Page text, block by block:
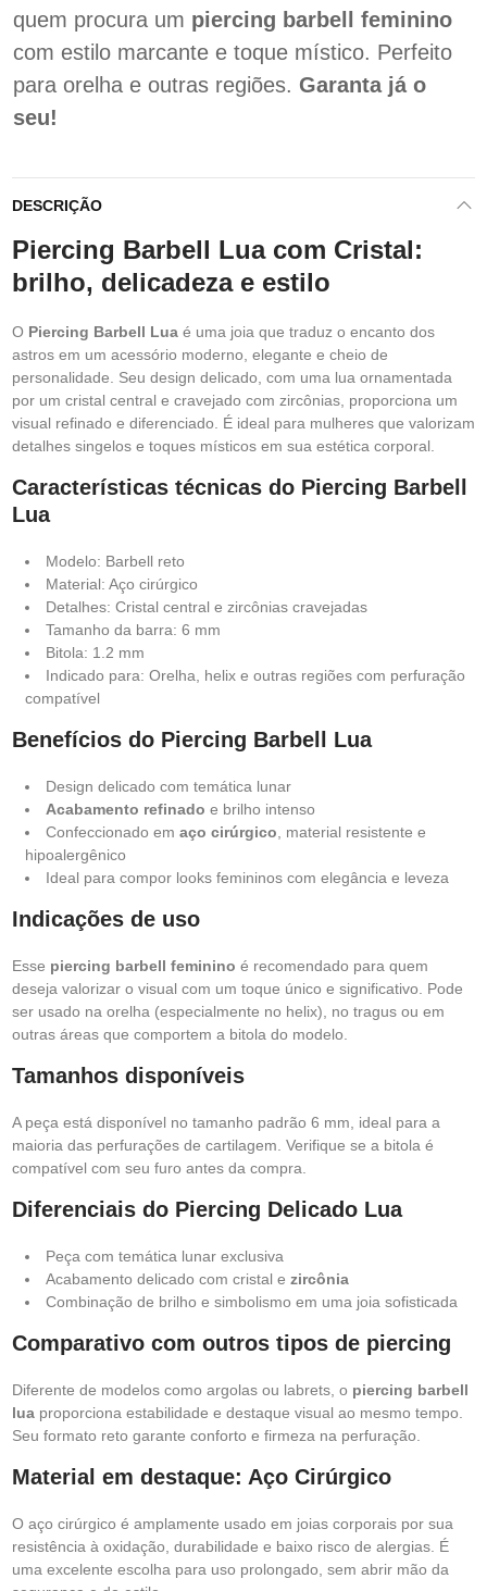
quem procura um piercing barbell feminino
com estilo marcante e toque místico. Perfeito
para orelha e outras regiões. Garanta já o
seu!
DESCRIÇÃO
Piercing Barbell Lua com Cristal:
brilho, delicadeza e estilo
O Piercing Barbell Lua é uma joia que traduz o encanto dos
astros em um acessório moderno, elegante e cheio de
personalidade. Seu design delicado, com uma lua ornamentada
por um cristal central e cravejado com zircônias, proporciona um
visual refinado e diferenciado. É ideal para mulheres que valorizam
detalhes singelos e toques místicos em sua estética corporal.
Características técnicas do Piercing Barbell
Lua
Modelo: Barbell reto
Material: Aço cirúrgico
Detalhes: Cristal central e zircônias cravejadas
Tamanho da barra: 6 mm
Bitola: 1.2 mm
Indicado para: Orelha, helix e outras regiões com perfuração
compatível
Benefícios do Piercing Barbell Lua
Design delicado com temática lunar
Acabamento refinado e brilho intenso
Confeccionado em aço cirúrgico , material resistente e
hipoalergênico
Ideal para compor looks femininos com elegância e leveza
Indicações de uso
Esse piercing barbell feminino é recomendado para quem
deseja valorizar o visual com um toque único e significativo. Pode
ser usado na orelha (especialmente no helix), no tragus ou em
outras áreas que comportem a bitola do modelo.
Tamanhos disponíveis
A peça está disponível no tamanho padrão 6 mm, ideal para a
maioria das perfurações de cartilagem. Verifique se a bitola é
compatível com seu furo antes da compra.
Diferenciais do Piercing Delicado Lua
Peça com temática lunar exclusiva
Acabamento delicado com cristal e zircônia
Combinação de brilho e simbolismo em uma joia sofisticada
Comparativo com outros tipos de piercing
Diferente de modelos como argolas ou labrets, o piercing barbell
lua proporciona estabilidade e destaque visual ao mesmo tempo.
Seu formato reto garante conforto e firmeza na perfuração.
Material em destaque: Aço Cirúrgico
O aço cirúrgico é amplamente usado em joias corporais por sua
resistência à oxidação, durabilidade e baixo risco de alergias. É
uma excelente escolha para uso prolongado, sem abrir mão da